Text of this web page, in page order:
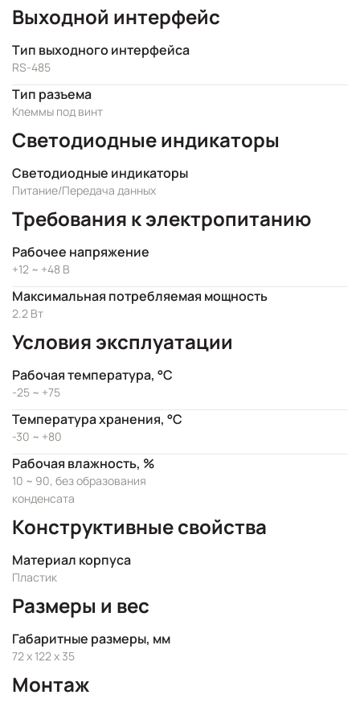
Выходной интерфейс
Тип выходного интерфейса
RS-485
Тип разъема
Клеммы под винт
Светодиодные индикаторы
Светодиодные индикаторы
Питание/Передача данных
Требования к электропитанию
Рабочее напряжение
+12 ~ +48 В
Максимальная потребляемая мощность
2.2 Вт
Условия эксплуатации
Рабочая температура, °C
-25 ~ +75
Температура хранения, °C
-30 ~ +80
Рабочая влажность, %
10 ~ 90, без образования
конденсата
Конструктивные свойства
Материал корпуса
Пластик
Размеры и вес
Габаритные размеры, мм
72 x 122 x 35
Монтаж